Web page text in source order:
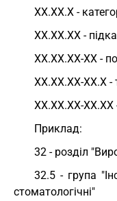
ХХ.ХХ.Х -
ХХ.ХХ.ХХ -
ХХ.ХХ.ХХ-ХХ -
ХХ.ХХ.ХХ-ХХ.Х -
ХХ.ХХ.ХХ-ХХ.ХХ
Приклад:
32 - розділ
32.5 - група
стоматологічні"